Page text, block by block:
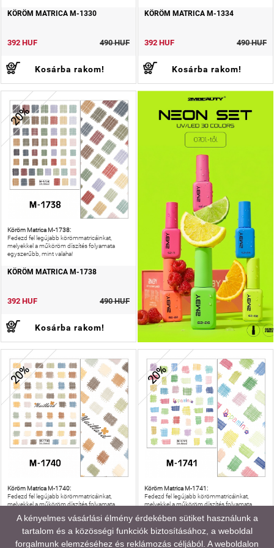
KÖRÖM MATRICA M-1330
392 HUF 490 HUF
Kosárba rakom!
KÖRÖM MATRICA M-1334
392 HUF 490 HUF
Kosárba rakom!
20%
Köröm Matrica M-1738:
Fedezd fel legújabb körömmatricáinkat,
melyekkel a műköröm díszítés folyamata
egyszerűbb, mint valaha!
KÖRÖM MATRICA M-1738
392 HUF 490 HUF
Kosárba rakom!
20%
Köröm Matrica M-1740:
Fedezd fel legújabb körömmatricáinkat,
melyekkel a műköröm díszítés folyamata
KÖRÖM MATRICA M-1740
20%
Köröm Matrica M-1741:
Fedezd fel legújabb körömmatricáinkat,
melyekkel a műköröm díszítés folyamata
KÖRÖM MATRICA M-1741
A kényelmes vásárlási élmény érdekében sütiket használunk a
tartalom és a közösségi funkciók biztosításához, a weboldal
forgalmunk elemzéséhez és reklámozás céljából. A weboldalon